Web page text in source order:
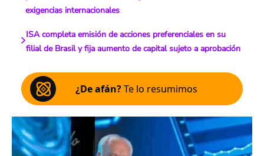
exigencias internacionales
ISA completa emisión de acciones preferenciales en su
filial de Brasil y fija aumento de capital sujeto a aprobación
¿De afán?Te lo resumimos